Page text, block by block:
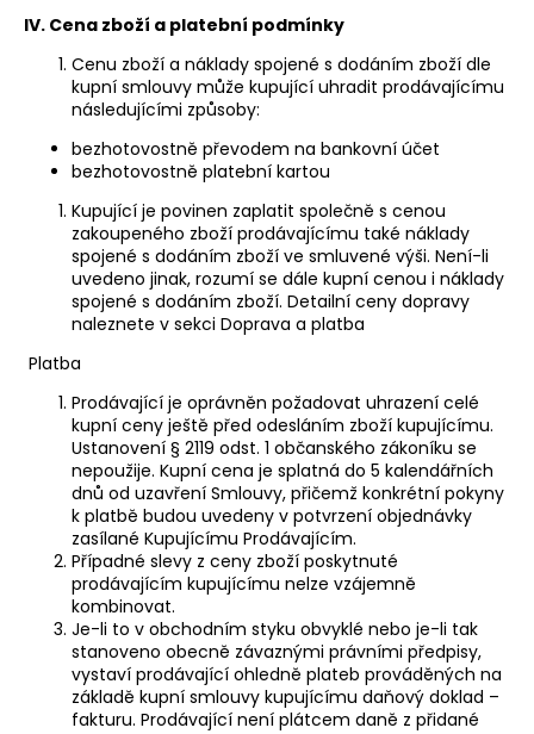
IV. Cena zboží a platební podmínky
Cenu zboží a náklady spojené s dodáním zboží dle
kupní smlouvy může kupující uhradit prodávajícímu
následujícími způsoby:
bezhotovostně převodem na bankovní účet
bezhotovostně platební kartou
Kupující je povinen zaplatit společně s cenou
zakoupeného zboží prodávajícímu také náklady
spojené s dodáním zboží ve smluvené výši. Není-li
uvedeno jinak, rozumí se dále kupní cenou i náklady
spojené s dodáním zboží. Detailní ceny dopravy
naleznete v sekci Doprava a platba
Platba
Prodávající je oprávněn požadovat uhrazení celé
kupní ceny ještě před odesláním zboží kupujícímu.
Ustanovení § 2119 odst. 1 občanského zákoníku se
nepoužije. Kupní cena je splatná do 5 kalendářních
dnů od uzavření Smlouvy, přičemž konkrétní pokyny
k platbě budou uvedeny v potvrzení objednávky
zasílané Kupujícímu Prodávajícím.
Případné slevy z ceny zboží poskytnuté
prodávajícím kupujícímu nelze vzájemně
kombinovat.
Je-li to v obchodním styku obvyklé nebo je-li tak
stanoveno obecně závaznými právními předpisy,
vystaví prodávající ohledně plateb prováděných na
základě kupní smlouvy kupujícímu daňový doklad –
fakturu. Prodávající není plátcem daně z přidané